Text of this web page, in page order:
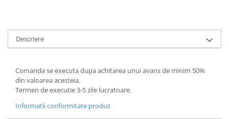
Descriere
Comanda se executa dupa achitarea unui avans de minim 50%
din valoarea acesteia.
Termen de executie 3-5 zile lucratoare.
Informatii conformitate produs